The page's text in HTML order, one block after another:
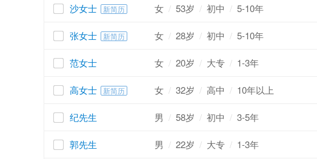
沙女士 新简历 女 / 53岁 / 初中 / 5-10年
张女士 新简历 女 / 28岁 / 初中 / 5-10年
范女士 女 / 20岁 / 大专 / 1-3年
高女士 新简历 女 / 32岁 / 高中 / 10年以上
纪先生 男 / 58岁 / 初中 / 3-5年
郭先生 男 / 22岁 / 大专 / 1-3年